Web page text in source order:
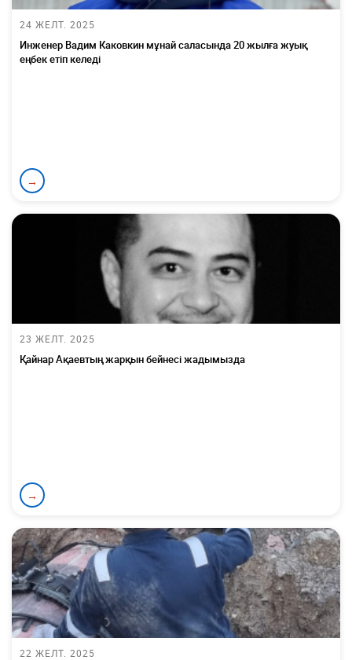
24 ЖЕЛТ. 2025
Инженер Вадим Каковкин мұнай саласында 20 жылға жуық
еңбек етіп келеді
→
23 ЖЕЛТ. 2025
Қайнар Ақаевтың жарқын бейнесі жадымызда
→
22 ЖЕЛТ. 2025